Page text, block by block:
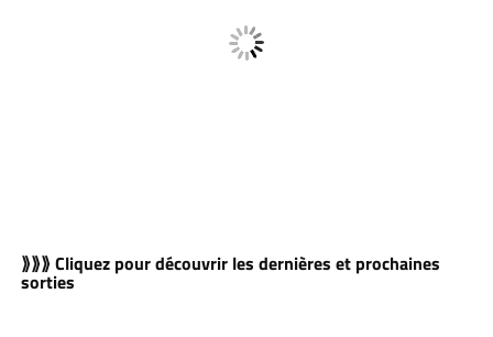
⟫⟫⟫ Cliquez pour découvrir les dernières et prochaines
sorties